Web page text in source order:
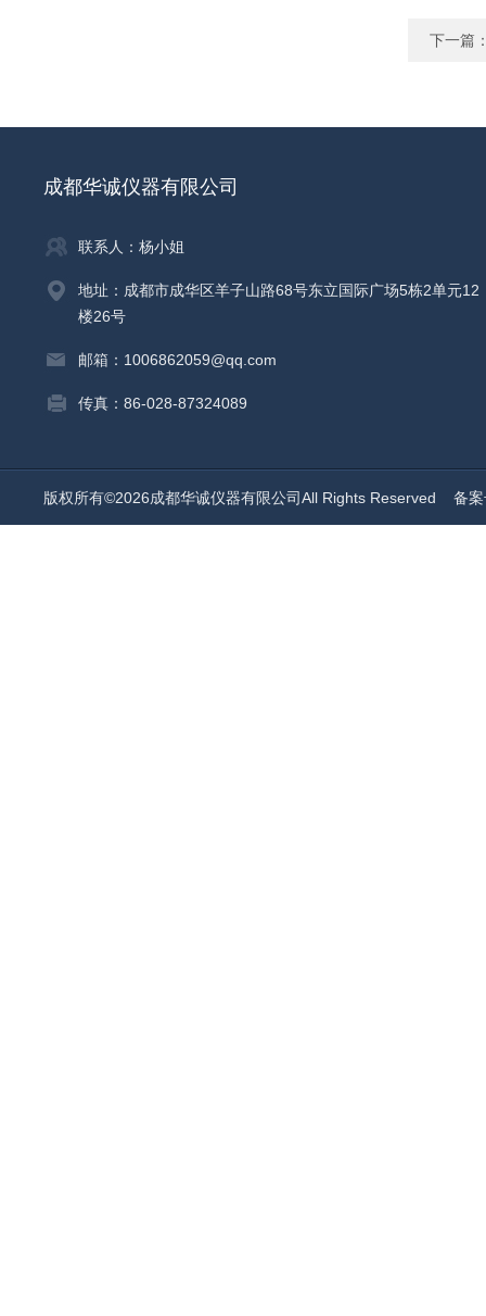
下一篇
成都华诚仪器有限公司
联系人：杨小姐
地址：成都市成华区羊子山路68号东立国际广场5栋2单元12
楼26号
邮箱：1006862059@qq.com
传真：86-028-87324089
版权所有©2026成都华诚仪器有限公司All Rights Reserved 备